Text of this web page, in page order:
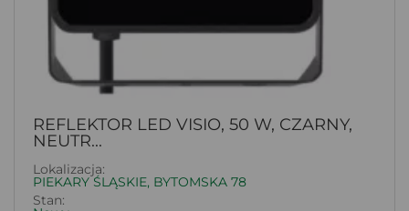
REFLEKTOR LED VISIO, 50 W, CZARNY,
NEUTR...
Lokalizacja:
PIEKARY ŚLĄSKIE, BYTOMSKA 78
Stan: